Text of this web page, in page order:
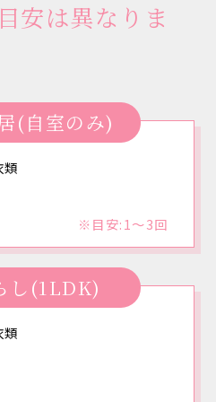
安は異なりま
(自室のみ)
類
※目安:1〜3回
し(1LDK)
類